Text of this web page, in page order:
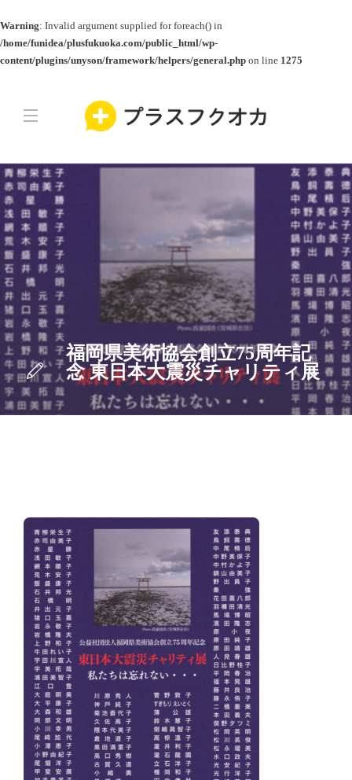
Warning: Invalid argument supplied for foreach() in
/home/funidea/plusfukuoka.com/public_html/wp-
content/plugins/unyson/framework/helpers/general.php on line 1275
福岡県美術協会創立75周年記
念 東日本大震災チャリティ展